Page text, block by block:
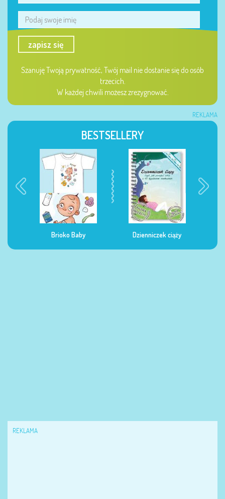
zapisz się
Szanuję Twoją prywatność, Twój mail nie dostanie się do osób
trzecich.
W każdej chwili możesz zrezygnować.
REKLAMA
BESTSELLERY
Dzienniczek ciąży Dzienniczek żywienia
REKLAMA